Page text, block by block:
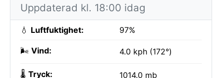
Uppdaterad kl. 18:00 idag
💧 Luftfuktighet: 97%
🌬️ Vind: 4.0 kph (172°)
🌡️ Tryck: 1014.0 mb